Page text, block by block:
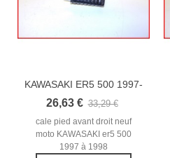
KAWASAKI ER5 500 1997-
1998...
26,63 € 33,29 €
cale pied avant droit neuf
moto KAWASAKI er5 500
1997 à 1998